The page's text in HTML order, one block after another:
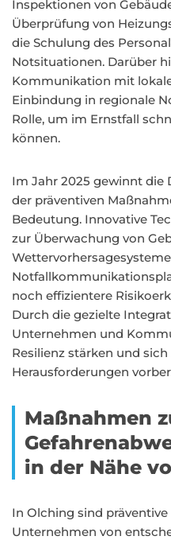
Inspektionen von
Überprüfung von
die Schulung des
Notsituationen. Darüber
Kommunikation mit
Einbindung in regionale
Rolle, um im Ernstfall
können.
Im Jahr 2025 gewinnt die
der präventiven
Bedeutung. Innovative
zur Überwachung von
noch effizientere
Durch die gezielte
Unternehmen und
Resilienz stärken und
Herausforderungen
Maßnahmen
in der Nähe
In Olching sind
Unternehmen von